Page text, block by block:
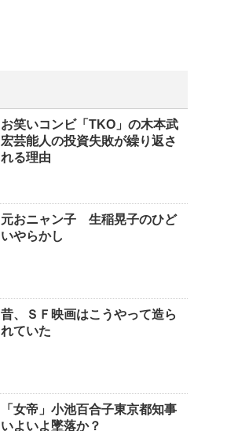
お笑いコンビ「TKO」の木本武
宏芸能人の投資失敗が繰り返さ
れる理由
元おニャン子 生稲晃子のひど
いやらかし
昔、ＳＦ映画はこうやって造ら
れていた
「女帝」小池百合子東京都知事
いよいよ墜落か？